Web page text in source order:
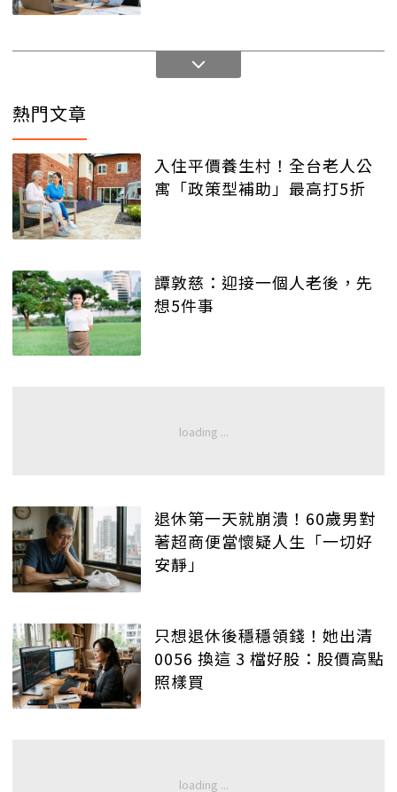
熱門文章
入住平價養生村！全台老人公
寓「政策型補助」最高打5折
譚敦慈：迎接一個人老後，先
想5件事
退休第一天就崩潰！60歲男對
著超商便當懷疑人生「一切好
安靜」
只想退休後穩穩領錢！她出清
0056 換這 3 檔好股：股價高點
照樣買